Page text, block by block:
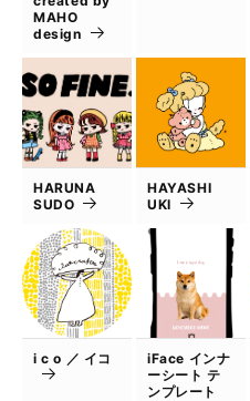
MAHO
design
HARUNA
SUDO
HAYASHI
UKI
i c o ／ イコ
iFace インナ
ーシート テ
ンプレート